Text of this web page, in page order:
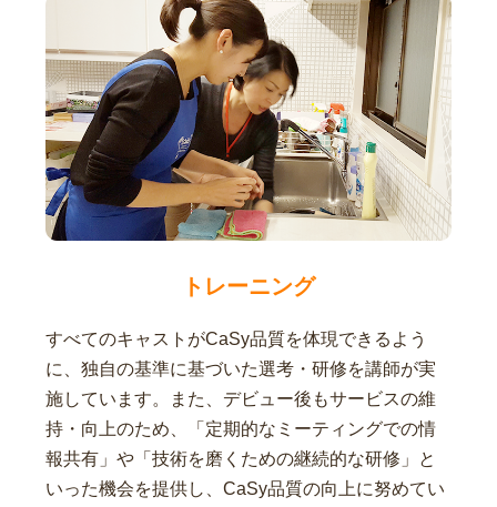
トレーニング
すべてのキャストがCaSy品質を体現できるよう
に、独自の基準に基づいた選考・研修を講師が実
施しています。また、デビュー後もサービスの維
持・向上のため、「定期的なミーティングでの情
報共有」や「技術を磨くための継続的な研修」と
いった機会を提供し、CaSy品質の向上に努めてい